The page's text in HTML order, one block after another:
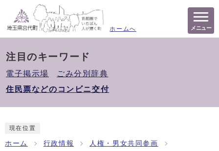
ホームへ メニュー
注目のキーワード
電子掲示場
ごみ分別辞典
住民票などのコンビニ交付
現在位置
ホーム 行政情報 人権・男女共同参画